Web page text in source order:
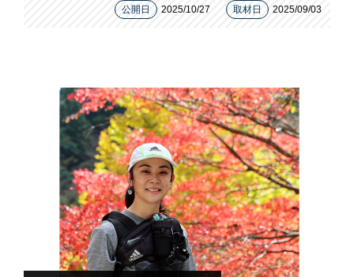
公開日 2025/10/27 取材日 2025/09/03